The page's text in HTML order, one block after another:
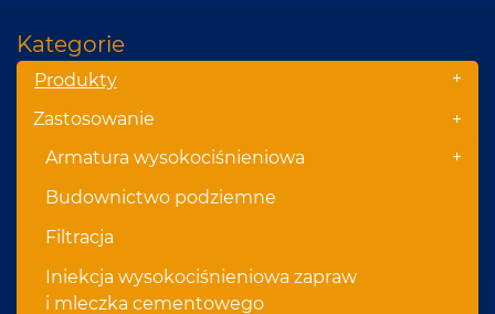
Kategorie
Produkty +
Zastosowanie +
Armatura wysokociśnieniowa +
Budownictwo podziemne
Filtracja
Iniekcja wysokociśnieniowa zapraw
i mleczka cementowego